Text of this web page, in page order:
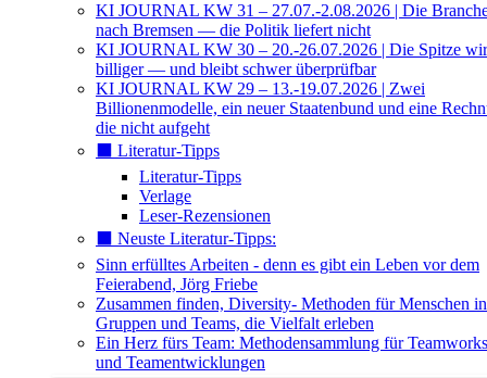
KI JOURNAL KW 31 – 27.07.-2.08.2026 | Die
nach Bremsen — die Politik liefert nicht
KI JOURNAL KW 30 – 20.-26.07.2026 | Die Spitze
billiger — und bleibt schwer überprüfbar
KI JOURNAL KW 29 – 13.-19.07.2026 | Zwei
Billionenmodelle, ein neuer Staatenbund und eine
die nicht aufgeht
⬛️ Literatur-Tipps
Literatur-Tipps
Verlage
Leser-Rezensionen
⬛️ Neuste Literatur-Tipps:
Sinn erfülltes Arbeiten - denn es gibt ein Leben vor dem
Feierabend, Jörg Friebe
Zusammen finden, Diversity- Methoden für Menschen in
Gruppen und Teams, die Vielfalt erleben
Ein Herz fürs Team: Methodensammlung für
und Teamentwicklungen